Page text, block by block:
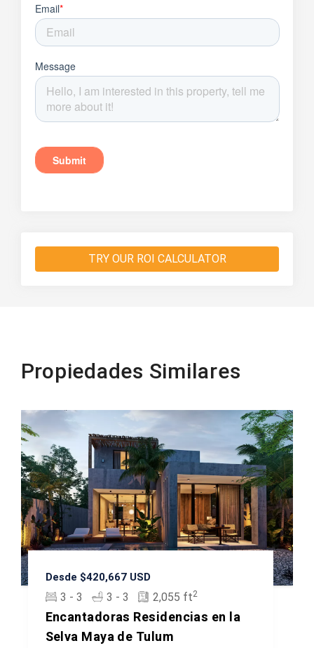
TRY OUR ROI CALCULATOR
Propiedades Similares
Desde $420,667 USD
3 - 3 3 - 3 2,055 ft2
Encantadoras Residencias en la
Selva Maya de Tulum